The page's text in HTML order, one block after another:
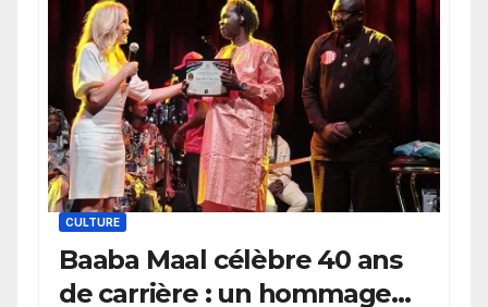
CULTURE
Baaba Maal célèbre 40 ans
de carrière : un hommage